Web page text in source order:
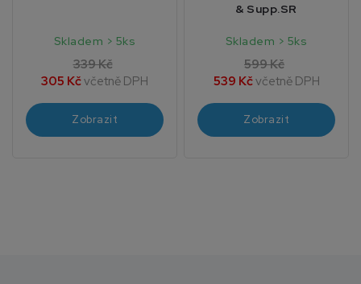
Skladem > 5ks
339 Kč
305 Kčvčetně DPH
Zobrazit
& Supp.SR
Skladem > 5ks
599 Kč
539 Kčvčetně DPH
Zobrazit